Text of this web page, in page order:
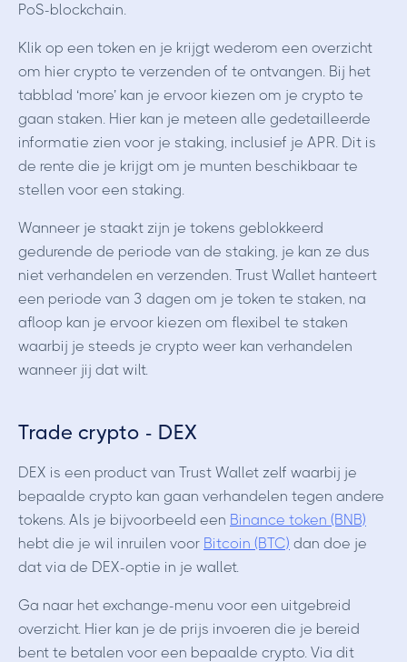
PoS-blockchain.
Klik op een token en je krijgt wederom een overzicht
om hier crypto te verzenden of te ontvangen. Bij het
tabblad ‘more’ kan je ervoor kiezen om je crypto te
gaan staken. Hier kan je meteen alle gedetailleerde
informatie zien voor je staking, inclusief je APR. Dit is
de rente die je krijgt om je munten beschikbaar te
stellen voor een staking.
Wanneer je staakt zijn je tokens geblokkeerd
gedurende de periode van de staking, je kan ze dus
niet verhandelen en verzenden. Trust Wallet hanteert
een periode van 3 dagen om je token te staken, na
afloop kan je ervoor kiezen om flexibel te staken
waarbij je steeds je crypto weer kan verhandelen
wanneer jij dat wilt.
Trade crypto - DEX
DEX is een product van Trust Wallet zelf waarbij je
bepaalde crypto kan gaan verhandelen tegen andere
tokens. Als je bijvoorbeeld een Binance token (BNB)
hebt die je wil inruilen voor Bitcoin (BTC) dan doe je
dat via de DEX-optie in je wallet.
Ga naar het exchange-menu voor een uitgebreid
overzicht. Hier kan je de prijs invoeren die je bereid
bent te betalen voor een bepaalde crypto. Via dit